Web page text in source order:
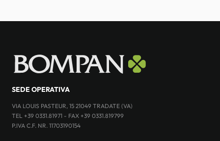
SEDE OPERATIVA
VIA LOUIS PASTEUR, 15 21049 TRADATE (VA)
TEL +39 0331.81971 - FAX +39 0331.819799
P.IVA C.F. NR. 11703190154